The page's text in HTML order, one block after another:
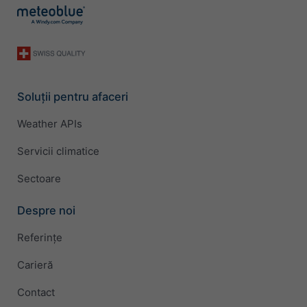
Soluții pentru afaceri
Weather APIs
Servicii climatice
Sectoare
Despre noi
Referințe
Carieră
Contact